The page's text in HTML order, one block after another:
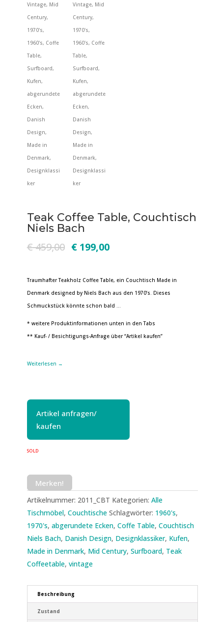
Teak Coffee Table, Couchtisch
Niels Bach
€459,00 €199,00
Traumhafter Teakholz Coffee Table, ein Couchtisch Made in
Denmark designed by Niels Bach aus den 1970’s. Dieses
Schmuckstück könnte schon bald …
* weitere Produktinformationen unten in den Tabs
** Kauf- / Besichtigungs-Anfrage über “Artikel kaufen”
Weiterlesen →
Artikel anfragen/
kaufen
SOLD
Merken!
Artikelnummer: 2011_CBT Kategorien: Alle
Tischmöbel, Couchtische Schlagwörter: 1960's,
1970's, abgerundete Ecken, Coffe Table, Couchtisch
Niels Bach, Danish Design, Designklassiker, Kufen,
Made in Denmark, Mid Century, Surfboard, Teak
Coffeetable, vintage
Beschreibung
Zustand